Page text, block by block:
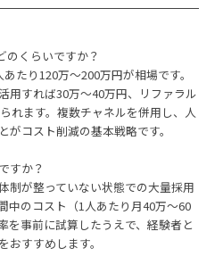
のくらいですか？
たり120万〜200万円が相場です。
用すれば30万〜40万円、リファラル
れます。複数チャネルを併用し、人
コスト削減の基本戦略です。
すか？
制が整っていない状態での大量採用
中のコスト（1人あたり月40万〜60
を事前に試算したうえで、経験者と
すすめします。